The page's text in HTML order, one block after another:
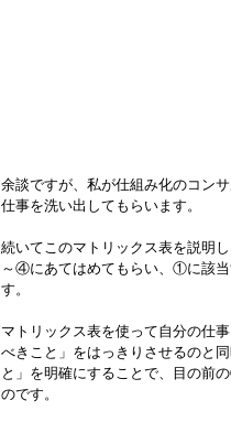
余談ですが、私が仕組み化のコン
仕事を洗い出してもらいます。
続いてこのマトリックス表を説明
～④にあてはめてもらい、①に該
す。
マトリックス表を使って自分の仕
べきこと」をはっきりさせるのと
と」を明確にすることで、目の前
のです。